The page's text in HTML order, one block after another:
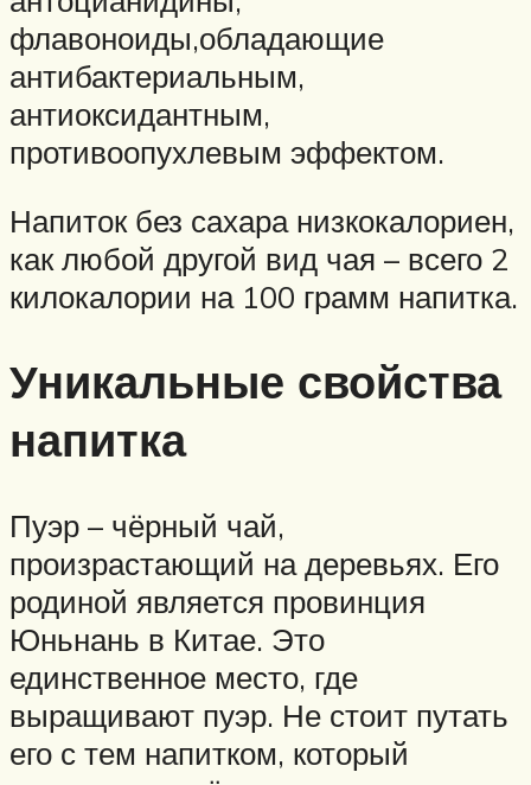
флавоноиды,обладающие
антибактериальным,
антиоксидантным,
противоопухлевым эффектом.
Напиток без сахара низкокалориен,
как любой другой вид чая – всего 2
килокалории на 100 грамм напитка.
Уникальные свойства
напитка
Пуэр – чёрный чай,
произрастающий на деревьях. Его
родиной является провинция
Юньнань в Китае. Это
единственное место, где
выращивают пуэр. Не стоит путать
его с тем напитком, который